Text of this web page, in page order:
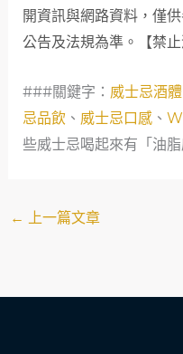
開資訊與網路資料，僅
公告及法規為準。【禁
###關鍵字： 威士忌酒體
忌品飲、 威士忌口感、
些威士忌喝起來有「油
← 上一篇文章